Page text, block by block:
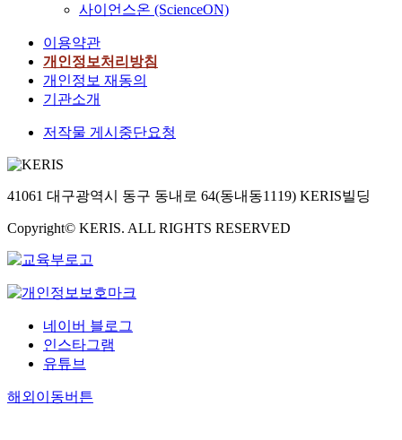
사이언스온 (ScienceON)
이용약관
개인정보처리방침
개인정보 재동의
기관소개
저작물 게시중단요청
41061 대구광역시 동구 동내로 64(동내동1119) KERIS빌딩
Copyright© KERIS. ALL RIGHTS RESERVED
네이버 블로그
인스타그램
유튜브
해외이동버튼